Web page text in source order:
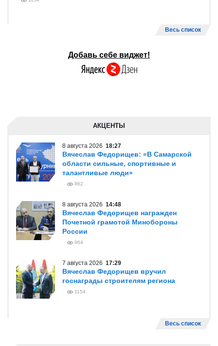
Весь список
Добавь себе виджет!
АКЦЕНТЫ
8 августа 2026 18:27
Вячеслав Федорищев: «В Самарской
области сильные, спортивные и
талантливые люди»
862
8 августа 2026 14:48
Вячеслав Федорищев награжден
Почетной грамотой Минобороны
России
964
7 августа 2026 17:29
Вячеслав Федорищев вручил
госнаграды строителям региона
1154
Весь список